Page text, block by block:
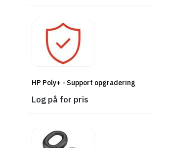
Føj til indkøbskurv
HP Poly+ - Support opgradering
Log på for pris